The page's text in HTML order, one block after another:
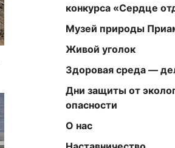
конкурса «Сердце
Музей природы
Живой уголок
Здоровая среда —
Дни защиты от
опасности
О нас